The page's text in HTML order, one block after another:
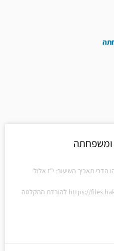
ומשפחתה
הדרי תאריך השיעור: י"ז אלול
https://files.hakotel.org.il/shiurim/24265.mp3 להורדת ההקלטה